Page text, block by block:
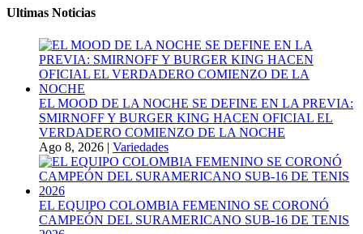
Ultimas Noticias
EL MOOD DE LA NOCHE SE DEFINE EN LA PREVIA:
SMIRNOFF Y BURGER KING HACEN OFICIAL EL
VERDADERO COMIENZO DE LA NOCHE
Ago 8, 2026 | Variedades
EL EQUIPO COLOMBIA FEMENINO SE CORONÓ
CAMPEÓN DEL SURAMERICANO SUB-16 DE TENIS